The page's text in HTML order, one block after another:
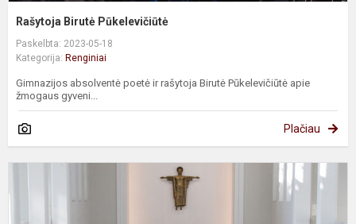
Rašytoja Birutė Pūkelevičiūtė
Paskelbta: 2023-05-18
Kategorija: Renginiai
Gimnazijos absolventė poetė ir rašytoja Birutė Pūkelevičiūtė apie
žmogaus gyveni...
Plačiau